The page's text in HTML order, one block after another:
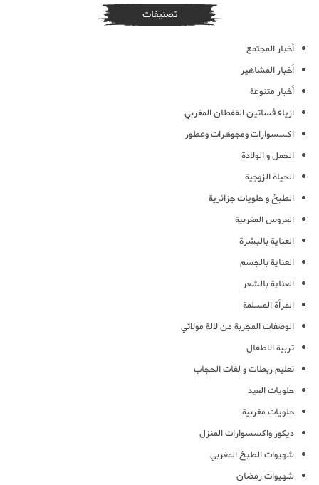
تصنيفات
أخبار المجتمع
أخبار المشاهير
أخبار متنوعة
ازياء فساتين القفطان المغربي
اكسسوارات ومجوهرات وعطور
الحمل و الولادة
الحياة الزوجية
الطبخ و حلويات جزائرية
العروس المغربية
العناية بالبشرة
العناية بالجسم
العناية بالشعر
المرأة المسلمة
الوصفات المجربة من لالة مولاتي
تربية الاطفال
تعليم ربطات و لفات الحجاب
حلويات العيد
حلويات مغربية
ديكور واكسسوارات المنزل
شهيوات الطبخ المغربي
شهيوات رمضان